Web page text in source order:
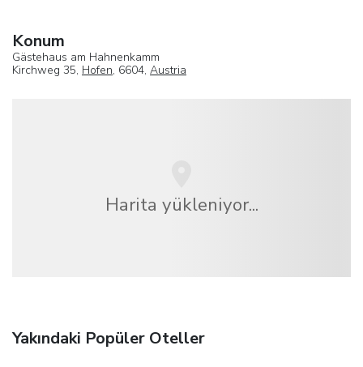
Konum
Gästehaus am Hahnenkamm
Kirchweg 35, Hofen, 6604, Austria
Harita yükleniyor...
Yakındaki Popüler Oteller